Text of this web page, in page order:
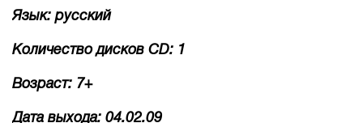
Язык: русский
Количество дисков CD: 1
Возраст: 7+
Дата выхода: 04.02.09